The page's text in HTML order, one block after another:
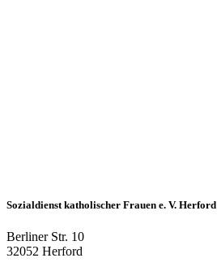
Sozialdienst katholischer Frauen e. V. Herford
Berliner Str. 10
32052 Herford